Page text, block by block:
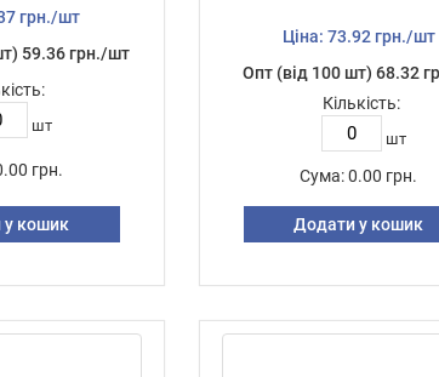
грн./шт
59.36 грн./шт
шт
грн.
кошик
Ціна: 73.92 грн./шт
Опт (від 100 шт) 68.32
Кількість:
шт
Сума: 0.00 грн.
Додати у кошик